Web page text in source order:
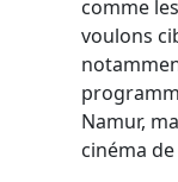
comme
voulons
Namur,
cinéma